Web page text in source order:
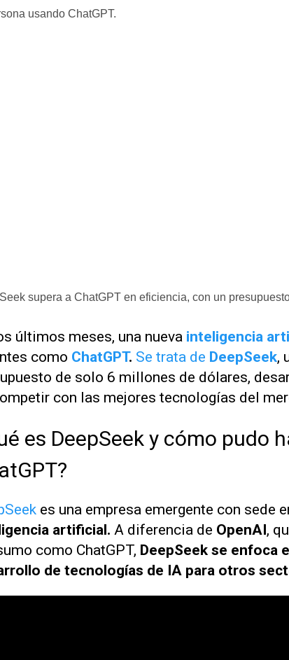
supera a ChatGPT en eficiencia, con un
últimos meses, una nueva inteligencia
como ChatGPT. Se trata de DeepSeek,
de solo 6 millones de dólares,
con las mejores tecnologías del
es DeepSeek y cómo pudo
es una empresa emergente con sede
artificial. A diferencia de OpenAI,
como ChatGPT, DeepSeek se enfoca
de tecnologías de IA para otros